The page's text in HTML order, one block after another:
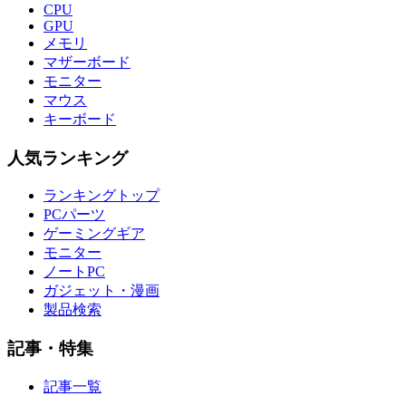
CPU
GPU
メモリ
マザーボード
モニター
マウス
キーボード
人気ランキング
ランキングトップ
PCパーツ
ゲーミングギア
モニター
ノートPC
ガジェット・漫画
製品検索
記事・特集
記事一覧